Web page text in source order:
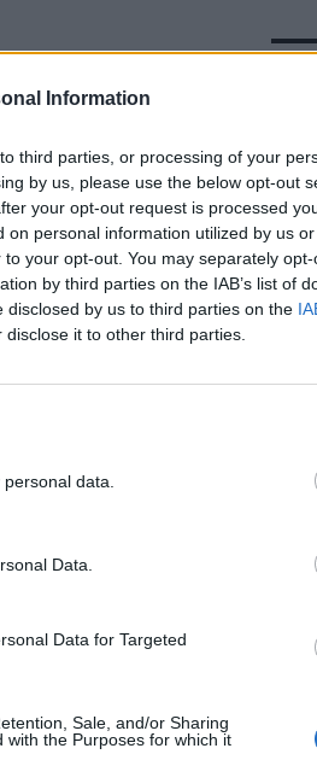
Information
third parties, or processing of your
by us, please use the below opt-out
your opt-out request is processed
personal information utilized by us
your opt-out. You may separately
by third parties on the IAB’s list of
by us to third parties on the
it to other third parties.
data.
Data.
Data for Targeted
Sale, and/or Sharing
the Purposes for which it
In
a Come States?